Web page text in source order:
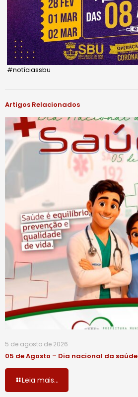
#notíciassbu
Artigos Relacionados
5 de agosto de 2026
05 de Agosto – Dia nacional da saúde
Leia mais...